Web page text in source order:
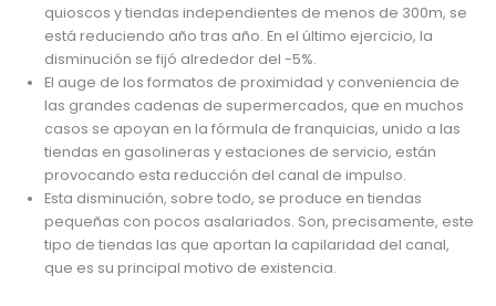
quioscos y tiendas independientes de menos de 300m, se
está reduciendo año tras año. En el último ejercicio, la
disminución se fijó alrededor del -5%.
El auge de los formatos de proximidad y conveniencia de
las grandes cadenas de supermercados, que en muchos
casos se apoyan en la fórmula de franquicias, unido a las
tiendas en gasolineras y estaciones de servicio, están
provocando esta reducción del canal de impulso.
Esta disminución, sobre todo, se produce en tiendas
pequeñas con pocos asalariados. Son, precisamente, este
tipo de tiendas las que aportan la capilaridad del canal,
que es su principal motivo de existencia.